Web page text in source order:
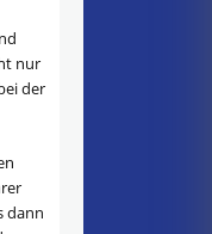
nur
der
dann